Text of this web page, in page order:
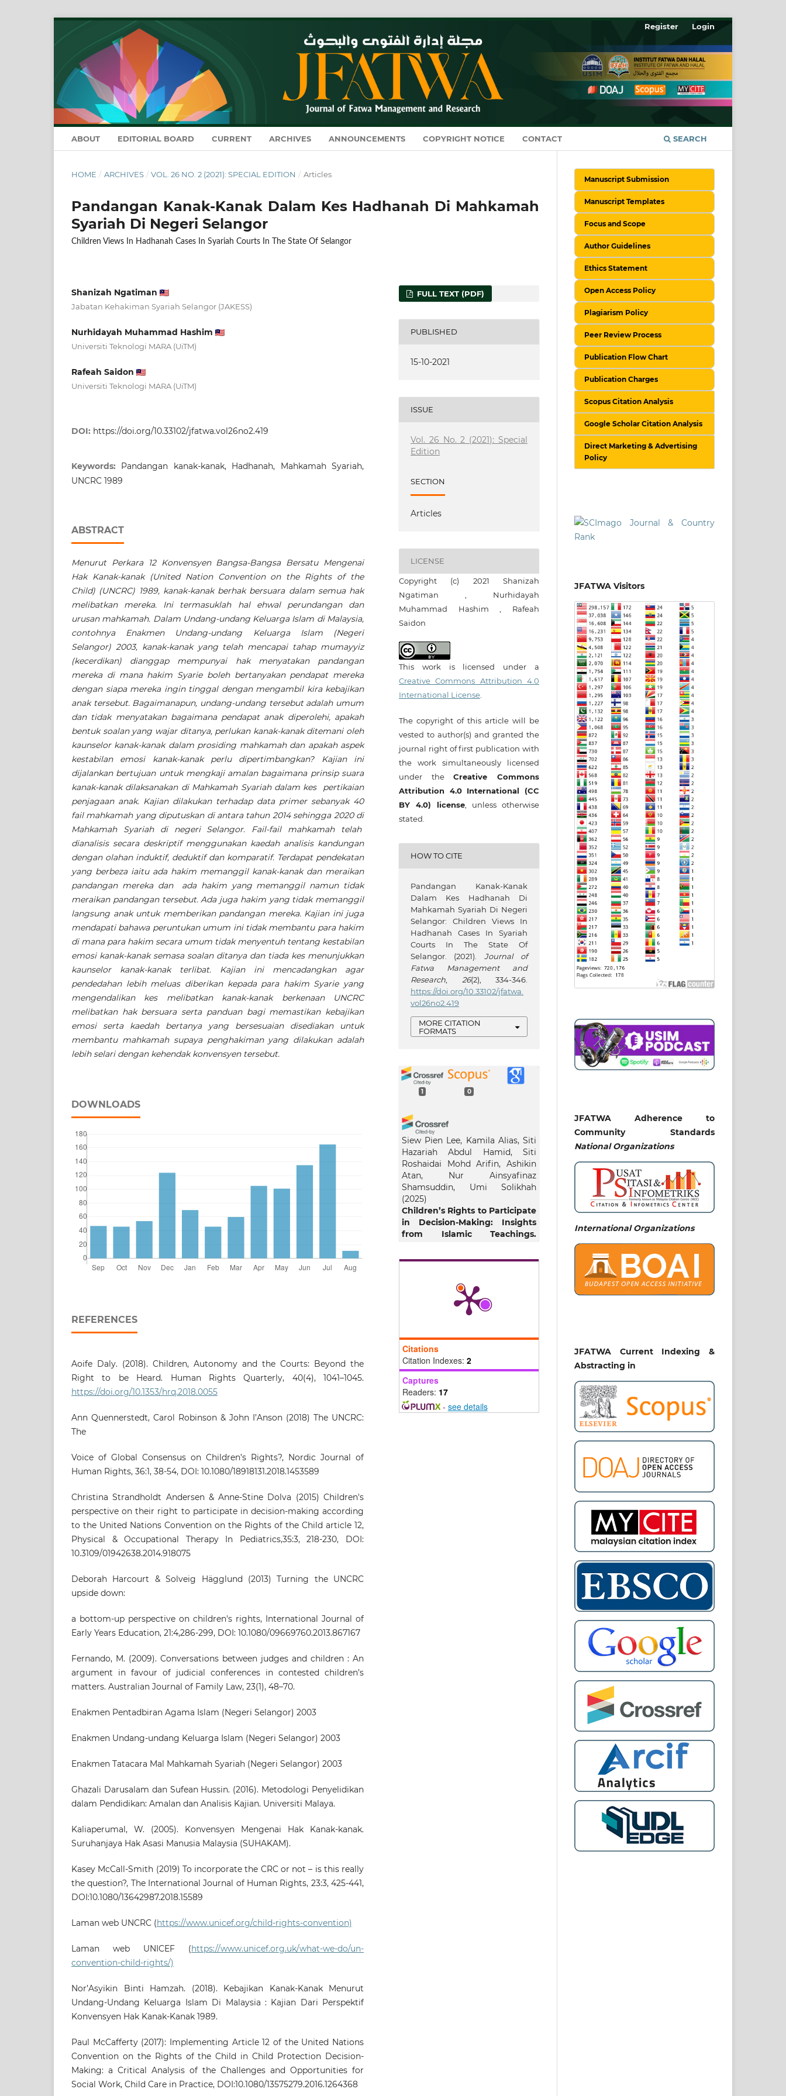
ABOUT EDITORIAL BOARD CURRENT ARCHIVES ANNOUNCEMENTS COPYRIGHT NOTICE CONTACT SEARCH
Register Login
HOME / ARCHIVES / VOL. 26 NO. 2 (2021): SPECIAL EDITION / Articles
Pandangan Kanak-Kanak Dalam Kes Hadhanah Di Mahkamah
Syariah Di Negeri Selangor
Children Views In Hadhanah Cases In Syariah Courts In The State Of Selangor
Shanizah Ngatiman
Jabatan Kehakiman Syariah Selangor (JAKESS)
Nurhidayah Muhammad Hashim
Universiti Teknologi MARA (UiTM)
Rafeah Saidon
Universiti Teknologi MARA (UiTM)
DOI: https://doi.org/10.33102/jfatwa.vol26no2.419
Keywords: Pandangan kanak-kanak, Hadhanah, Mahkamah Syariah,
UNCRC 1989
ABSTRACT
Menurut Perkara 12 Konvensyen Bangsa-Bangsa Bersatu Mengenai
Hak Kanak-kanak (United Nation Convention on the Rights of the
Child) (UNCRC) 1989, kanak-kanak berhak bersuara dalam semua hak
melibatkan mereka. Ini termasuklah hal ehwal perundangan dan
urusan mahkamah. Dalam Undang-undang Keluarga Islam di Malaysia,
contohnya Enakmen Undang-undang Keluarga Islam (Negeri
Selangor) 2003, kanak-kanak yang telah mencapai tahap mumayyiz
(kecerdikan) dianggap mempunyai hak menyatakan pandangan
mereka di mana hakim Syarie boleh bertanyakan pendapat mereka
dengan siapa mereka ingin tinggal dengan mengambil kira kebajikan
anak tersebut. Bagaimanapun, undang-undang tersebut adalah umum
dan tidak menyatakan bagaimana pendapat anak diperolehi, apakah
bentuk soalan yang wajar ditanya, perlukan kanak-kanak ditemani oleh
kaunselor kanak-kanak dalam prosiding mahkamah dan apakah aspek
kestabilan emosi kanak-kanak perlu dipertimbangkan? Kajian ini
dijalankan bertujuan untuk mengkaji amalan bagaimana prinsip suara
kanak-kanak dilaksanakan di Mahkamah Syariah dalam kes pertikaian
penjagaan anak. Kajian dilakukan terhadap data primer sebanyak 40
fail mahkamah yang diputuskan di antara tahun 2014 sehingga 2020 di
Mahkamah Syariah di negeri Selangor. Fail-fail mahkamah telah
dianalisis secara deskriptif menggunakan kaedah analisis kandungan
dengan olahan induktif, deduktif dan komparatif. Terdapat pendekatan
yang berbeza iaitu ada hakim memanggil kanak-kanak dan meraikan
pandangan mereka dan ada hakim yang memanggil namun tidak
meraikan pandangan tersebut. Ada juga hakim yang tidak memanggil
langsung anak untuk memberikan pandangan mereka. Kajian ini juga
mendapati bahawa peruntukan umum ini tidak membantu para hakim
di mana para hakim secara umum tidak menyentuh tentang kestabilan
emosi kanak-kanak semasa soalan ditanya dan tiada kes menunjukkan
kaunselor kanak-kanak terlibat. Kajian ini mencadangkan agar
pendedahan lebih meluas diberikan kepada para hakim Syarie yang
mengendalikan kes melibatkan kanak-kanak berkenaan UNCRC
melibatkan hak bersuara serta panduan bagi memastikan kebajikan
emosi serta kaedah bertanya yang bersesuaian disediakan untuk
membantu mahkamah supaya penghakiman yang dilakukan adalah
lebih selari dengan kehendak konvensyen tersebut.
DOWNLOADS
REFERENCES
Aoife Daly. (2018). Children, Autonomy and the Courts: Beyond the
Right to be Heard. Human Rights Quarterly, 40(4), 1041–1045.
https://doi.org/10.1353/hrq.2018.0055
Ann Quennerstedt, Carol Robinson & John I’Anson (2018) The UNCRC:
The
Voice of Global Consensus on Children’s Rights?, Nordic Journal of
Human Rights, 36:1, 38-54, DOI: 10.1080/18918131.2018.1453589
Christina Strandholdt Andersen & Anne-Stine Dolva (2015) Children's
perspective on their right to participate in decision-making according
to the United Nations Convention on the Rights of the Child article 12,
Physical & Occupational Therapy In Pediatrics,35:3, 218-230, DOI:
10.3109/01942638.2014.918075
Deborah Harcourt & Solveig Hägglund (2013) Turning the UNCRC
upside down:
a bottom-up perspective on children's rights, International Journal of
Early Years Education, 21:4,286-299, DOI: 10.1080/09669760.2013.867167
Fernando, M. (2009). Conversations between judges and children : An
argument in favour of judicial conferences in contested children’s
matters. Australian Journal of Family Law, 23(1), 48–70.
Enakmen Pentadbiran Agama Islam (Negeri Selangor) 2003
Enakmen Undang-undang Keluarga Islam (Negeri Selangor) 2003
Enakmen Tatacara Mal Mahkamah Syariah (Negeri Selangor) 2003
Ghazali Darusalam dan Sufean Hussin. (2016). Metodologi Penyelidikan
dalam Pendidikan: Amalan dan Analisis Kajian. Universiti Malaya.
Kaliaperumal, W. (2005). Konvensyen Mengenai Hak Kanak-kanak.
Suruhanjaya Hak Asasi Manusia Malaysia (SUHAKAM).
Kasey McCall-Smith (2019) To incorporate the CRC or not – is this really
the question?, The International Journal of Human Rights, 23:3, 425-441,
DOI:10.1080/13642987.2018.15589
Laman web UNCRC (https://www.unicef.org/child-rights-convention)
Laman web UNICEF (https://www.unicef.org.uk/what-we-do/un-
convention-child-rights/)
Nor’Asyikin Binti Hamzah. (2018). Kebajikan Kanak-Kanak Menurut
Undang-Undang Keluarga Islam Di Malaysia : Kajian Dari Perspektif
Konvensyen Hak Kanak-Kanak 1989.
Paul McCafferty (2017): Implementing Article 12 of the United Nations
Convention on the Rights of the Child in Child Protection Decision-
Making: a Critical Analysis of the Challenges and Opportunities for
Social Work, Child Care in Practice, DOI:10.1080/13575279.2016.1264368
FULL TEXT (PDF)
PUBLISHED
15-10-2021
ISSUE
Vol. 26 No. 2 (2021): Special
Edition
SECTION
Articles
LICENSE
Copyright (c) 2021 Shanizah
Ngatiman , Nurhidayah
Muhammad Hashim , Rafeah
Saidon
This work is licensed under a
Creative Commons Attribution 4.0
International License
The copyright of this article will be
vested to author(s) and granted the
journal right of first publication with
the work simultaneously licensed
under theCreative Commons
Attribution 4.0 International (CC
BY 4.0) license , unless otherwise
stated.
HOW TO CITE
Pandangan Kanak-Kanak
Dalam Kes Hadhanah Di
Mahkamah Syariah Di Negeri
Selangor: Children Views In
Hadhanah Cases In Syariah
Courts In The State Of
Selangor. (2021). Journal of
Fatwa Management and
Research
26(2), 334-346.
https://doi.org/10.33102/jfatwa.
vol26no2.419
MORE CITATION
FORMATS
1 0
Siew Pien Lee, Kamila Alias, Siti
Hazariah Abdul Hamid, Siti
Roshaidai Mohd Arifin, Ashikin
Atan, Nur Ainsyafinaz
Shamsuddin, Umi Solikhah
(2025)
Children’s Rights to Participate
in Decision-Making: Insights
from Islamic Teachings.
Rights.
Citations
Citation Indexes: 2
Captures
Readers: 17
- see details
Manuscript Submission
Manuscript Templates
Focus and Scope
Author Guidelines
Ethics Statement
Open Access Policy
Plagiarism Policy
Peer Review Process
Publication Flow Chart
Publication Charges
Scopus Citation Analysis
Google Scholar Citation Analysis
Direct Marketing & Advertising
Policy
JFATWA Visitors
JFATWA Adherence to
Community Standards
National Organizations
International Organizations
JFATWA Current Indexing &
Abstracting in